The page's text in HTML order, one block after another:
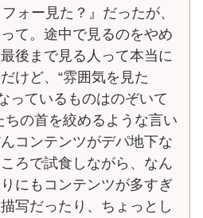
ォー見た？』だったが、
て。途中で見るのをやめ
後まで見る人って本当に
けど、“雰囲気を見た
っているものはのぞいて
の首を絞めるような言い
コンテンツがデパ地下な
ろで試食しながら、なん
にもコンテンツが多すぎ
写だったり、ちょっとし